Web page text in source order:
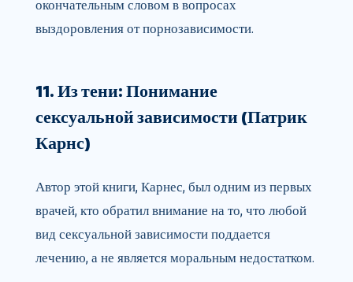
окончательным словом в вопросах
выздоровления от порнозависимости.
11. Из тени: Понимание
сексуальной зависимости (Патрик
Карнс)
Автор этой книги, Карнес, был одним из первых
врачей, кто обратил внимание на то, что любой
вид сексуальной зависимости поддается
лечению, а не является моральным недостатком.